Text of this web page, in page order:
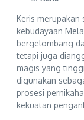
Keris
kebudayaan
bergelombang
tetapi juga
magis yang
digunakan
prosesi
kekuatan